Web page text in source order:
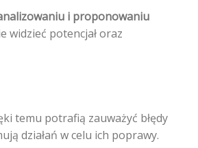
i proponowaniu
widzieć potencjał oraz
temu potrafią zauważyć błędy
działań w celu ich poprawy.